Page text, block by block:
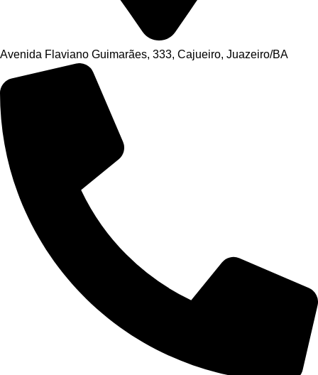
Avenida Flaviano Guimarães, 333, Cajueiro, Juazeiro/BA